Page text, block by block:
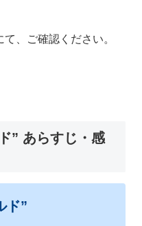
、ご確認ください。
” あらすじ・感
ド”